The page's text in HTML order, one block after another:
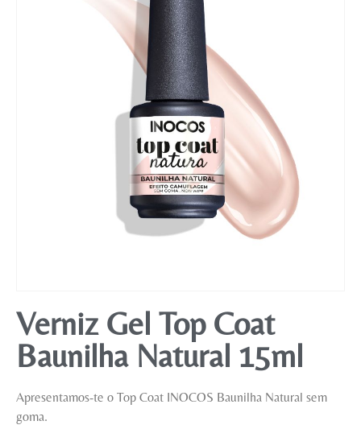
Verniz Gel Top Coat
Baunilha Natural 15ml
Apresentamos-te o Top Coat INOCOS Baunilha Natural sem
goma.